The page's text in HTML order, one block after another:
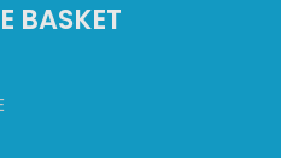
BASKET